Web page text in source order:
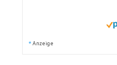
* Anzeige